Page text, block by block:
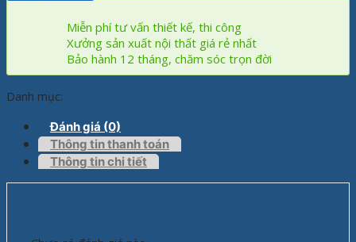
Miễn phí tư vấn thiết kế, thi công
Xưởng sản xuất nội thất giá rẻ nhất
Bảo hành 12 tháng, chăm sóc trọn đời
Danh mục:
Đánh giá (0)
Thông tin thanh toán
Thông tin chi tiết